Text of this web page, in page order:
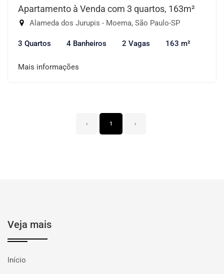
Apartamento à Venda com 3 quartos, 163m²
Alameda dos Jurupis - Moema, São Paulo-SP
3 Quartos 4 Banheiros 2 Vagas 163 m²
Mais informações
‹ 1 ›
Veja mais
Início